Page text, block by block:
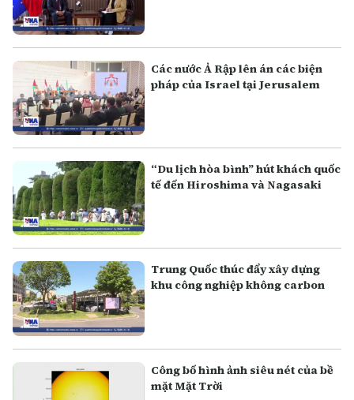
Các nước Ả Rập lên án các biện
pháp của Israel tại Jerusalem
“Du lịch hòa bình” hút khách quốc
tế đến Hiroshima và Nagasaki
Trung Quốc thúc đẩy xây dựng
khu công nghiệp không carbon
Công bố hình ảnh siêu nét của bề
mặt Mặt Trời